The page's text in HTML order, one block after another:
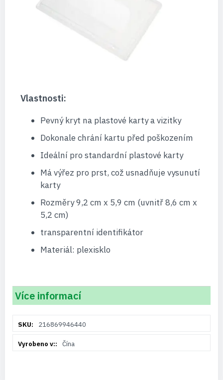
Vlastnosti:
Pevný kryt na plastové karty a vizitky
Dokonale chrání kartu před poškozením
Ideální pro standardní plastové karty
Má výřez pro prst, což usnadňuje vysunutí
karty
Rozměry 9,2 cm x 5,9 cm (uvnitř 8,6 cm x
5,2 cm)
transparentní identifikátor
Materiál: plexisklo
Více informací
informací216869946440
Čína